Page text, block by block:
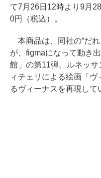
て7月26日12時より9月
0円（税込）。
本商品は、同社の“だ
が、figmaになって動き
館」の第11弾。ルネッ
ィチェリによる絵画「
るヴィーナスを再現して